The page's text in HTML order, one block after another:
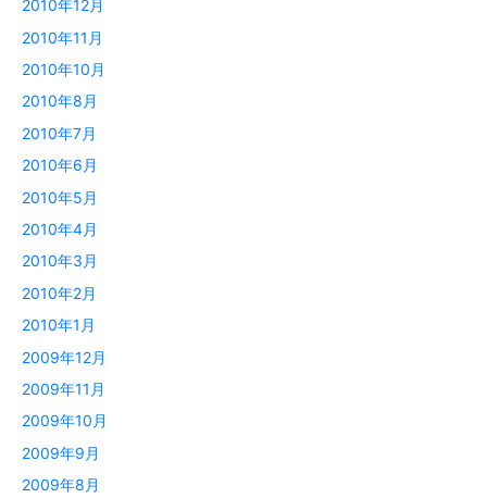
2010年12月
2010年11月
2010年10月
2010年8月
2010年7月
2010年6月
2010年5月
2010年4月
2010年3月
2010年2月
2010年1月
2009年12月
2009年11月
2009年10月
2009年9月
2009年8月